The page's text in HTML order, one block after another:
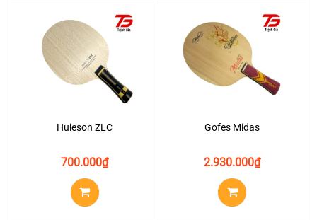
Huieson ZLC
₫
700.000
Gofes Midas
₫
2.930.000